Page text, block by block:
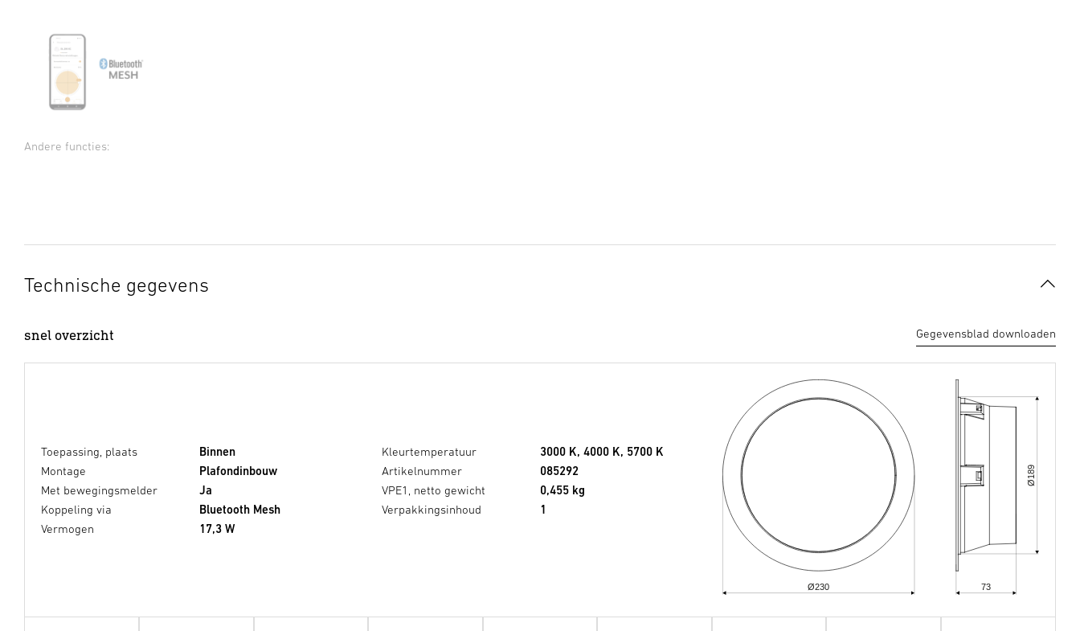
Andere functies:
Technische gegevens
snel overzicht Gegevensblad downloaden
Toepassing, plaats
Binnen
Montage
Plafondinbouw
Met bewegingsmelder
Ja
Koppeling via
Bluetooth Mesh
Vermogen
17,3 W
Kleurtemperatuur
3000 K, 4000 K, 5700 K
Artikelnummer
085292
VPE1, netto gewicht
0,455 kg
Verpakkingsinhoud
1
Ø230 73
Ø
189